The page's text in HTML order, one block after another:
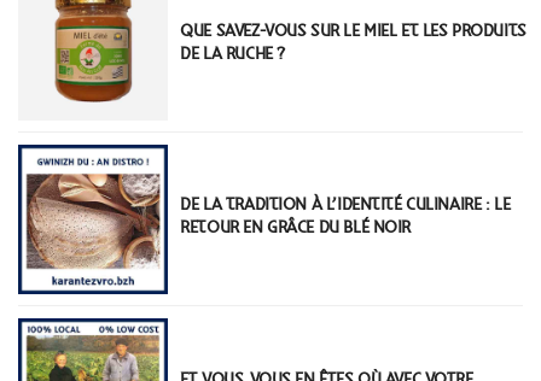
QUE SAVEZ-VOUS SUR LE MIEL ET LES PRODUITS
DE LA RUCHE ?
DE LA TRADITION À L’IDENTITÉ CULINAIRE : LE
RETOUR EN GRÂCE DU BLÉ NOIR